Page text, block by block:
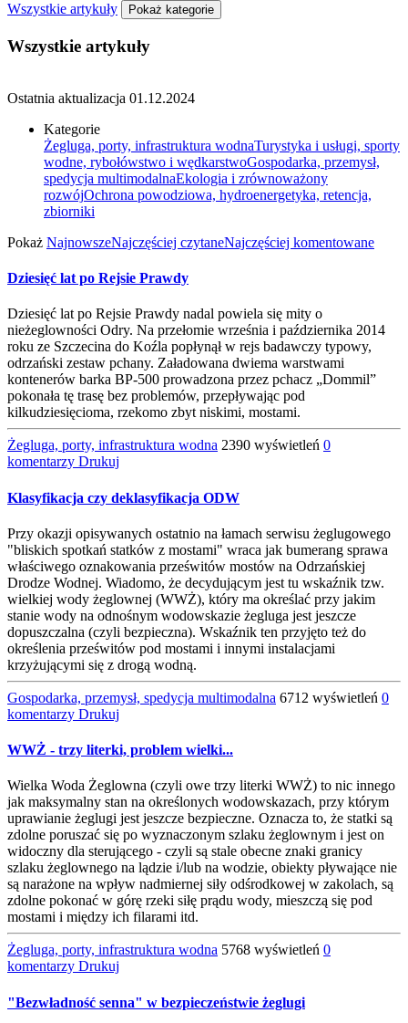
Wszystkie artykuły Pokaż kategorie
Wszystkie artykuły
Ostatnia aktualizacja 01.12.2024
Kategorie
Żegluga, porty, infrastruktura wodnaTurystyka i usługi, sporty
wodne, rybołówstwo i wędkarstwoGospodarka, przemysł,
spedycja multimodalnaEkologia i zrównoważony
rozwójOchrona powodziowa, hydroenergetyka, retencja,
zbiorniki
Pokaż NajnowszeNajczęściej czytaneNajczęściej komentowane
Dziesięć lat po Rejsie Prawdy
Dziesięć lat po Rejsie Prawdy nadal powiela się mity o
nieżeglowności Odry. Na przełomie września i października 2014
roku ze Szczecina do Koźla popłynął w rejs badawczy typowy,
odrzański zestaw pchany. Załadowana dwiema warstwami
kontenerów barka BP-500 prowadzona przez pchacz „Dommil”
pokonała tę trasę bez problemów, przepływając pod
kilkudziesięcioma, rzekomo zbyt niskimi, mostami.
Żegluga, porty, infrastruktura wodna 2390 wyświetleń 0
komentarzy Drukuj
Klasyfikacja czy deklasyfikacja ODW
Przy okazji opisywanych ostatnio na łamach serwisu żeglugowego
"bliskich spotkań statków z mostami" wraca jak bumerang sprawa
właściwego oznakowania prześwitów mostów na Odrzańskiej
Drodze Wodnej. Wiadomo, że decydującym jest tu wskaźnik tzw.
wielkiej wody żeglownej (WWŻ), który ma określać przy jakim
stanie wody na odnośnym wodowskazie żegluga jest jeszcze
dopuszczalna (czyli bezpieczna). Wskaźnik ten przyjęto też do
określenia prześwitów pod mostami i innymi instalacjami
krzyżującymi się z drogą wodną.
Gospodarka, przemysł, spedycja multimodalna 6712 wyświetleń 0
komentarzy Drukuj
WWŻ - trzy literki, problem wielki...
Wielka Woda Żeglowna (czyli owe trzy literki WWŻ) to nic innego
jak maksymalny stan na określonych wodowskazach, przy którym
uprawianie żeglugi jest jeszcze bezpieczne. Oznacza to, że statki są
zdolne poruszać się po wyznaczonym szlaku żeglownym i jest on
widoczny dla sterującego - czyli są stale obecne znaki granicy
szlaku żeglownego na lądzie i/lub na wodzie, obiekty pływające nie
są narażone na wpływ nadmiernej siły odśrodkowej w zakolach, są
zdolne pokonać w górę rzeki siłę prądu wody, mieszczą się pod
mostami i między ich filarami itd.
Żegluga, porty, infrastruktura wodna 5768 wyświetleń 0
komentarzy Drukuj
"Bezwładność senna" w bezpieczeństwie żeglugi